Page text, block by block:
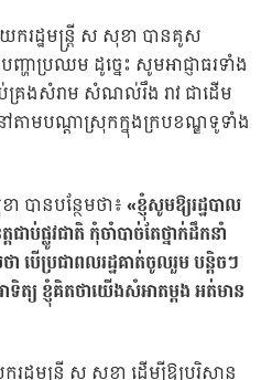
យករដ្ឋមន្ដ្រី ស សុខា បានគូស
ហាប្រឈម ដូច្នេះ សូមអាជ្ញាធរទាំង
រងសំរាម សំណល់រឹង រាវ ជាដើម
តាមបណ្តាស្រុកក្នុងក្របខណ្ឌទូទាំង
បានបន្ថែមថា៖«ខ្ញុំសូមឱ្យរដ្ឋបាល
ាប់ផ្លូវជាតិ កុំចាំបាច់តែថ្នាក់ដឹកនាំ
បើប្រជាពលរដ្ឋគាត់ចូលរួម បន្តិចៗ
ទិត្យ ខ្ញុំគិតថាយើងសំអាតម្តង អត់មាន